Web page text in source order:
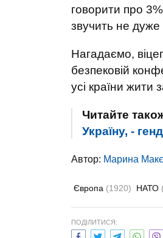
говорити про
звучить не дуже
Нагадаємо,
безпековій
усі країни жити
Читайте
Україну, -
Автор: Марина
Європа (1920) НАТО
ПОДІЛИТИСЯ: